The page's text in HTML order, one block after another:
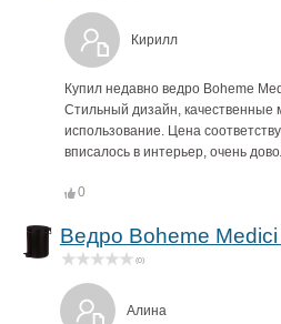
Кирилл
Купил недавно ведро Boheme
Стильный дизайн, качественные
использование. Цена
вписалось в интерьер, очень
0
Ведро Boheme
(0)
Алина